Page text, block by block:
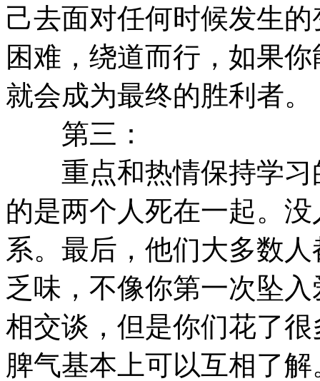
己去面对任何时候发生
困难，绕道而行，如果
就会成为最终的胜利者。
第三：
重点和热情保持学习
的是两个人死在一起。
系。最后，他们大多数
乏味，不像你第一次坠
相交谈，但是你们花了
脾气基本上可以互相了